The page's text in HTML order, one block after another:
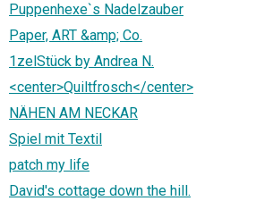
Puppenhexe`s Nadelzauber
Paper, ART &amp; Co.
1zelStück by Andrea N.
<center>Quiltfrosch</center>
NÄHEN AM NECKAR
Spiel mit Textil
patch my life
David's cottage down the hill.